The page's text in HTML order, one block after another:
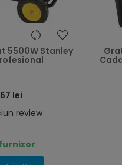
heart
5500W Stanley
lei
review